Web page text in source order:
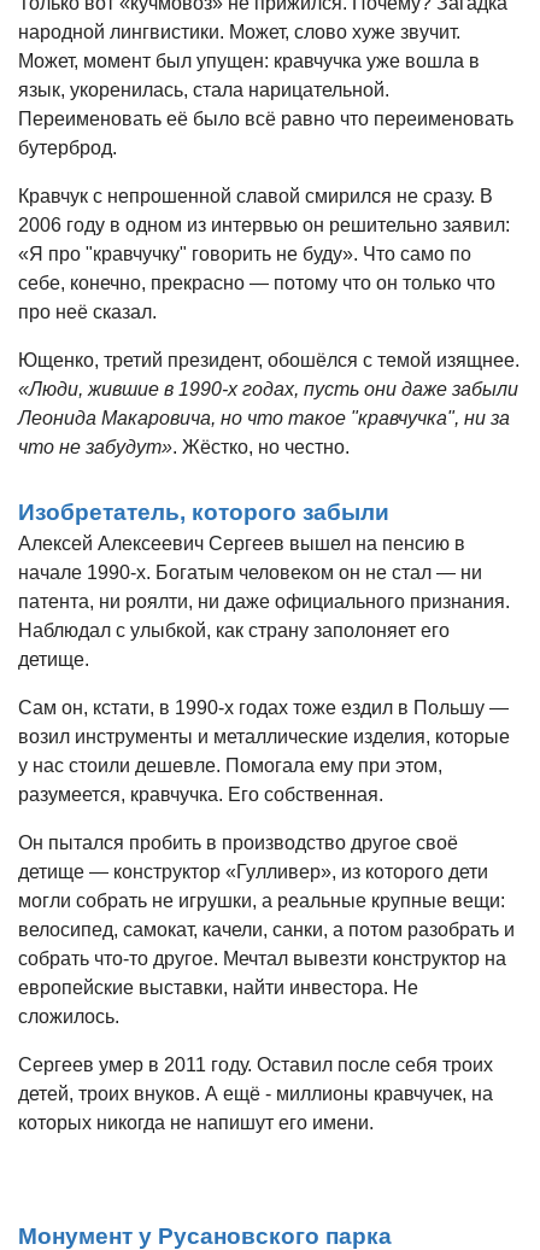
народной лингвистики. Может, слово хуже звучит.
Может, момент был упущен: кравчучка уже вошла в
язык, укоренилась, стала нарицательной.
Переименовать её было всё равно что переименовать
бутерброд.
Кравчук с непрошенной славой смирился не сразу. В
2006 году в одном из интервью он решительно заявил:
«Я про "кравчучку" говорить не буду». Что само по
себе, конечно, прекрасно — потому что он только что
про неё сказал.
Ющенко, третий президент, обошёлся с темой изящнее.
«Люди, жившие в 1990-х годах, пусть они даже забыли
Леонида Макаровича, но что такое "кравчучка", ни за
что не забудут». Жёстко, но честно.
Изобретатель, которого забыли
Алексей Алексеевич Сергеев вышел на пенсию в
начале 1990-х. Богатым человеком он не стал — ни
патента, ни роялти, ни даже официального признания.
Наблюдал с улыбкой, как страну заполоняет его
детище.
Сам он, кстати, в 1990-х годах тоже ездил в Польшу —
возил инструменты и металлические изделия, которые
у нас стоили дешевле. Помогала ему при этом,
разумеется, кравчучка. Его собственная.
Он пытался пробить в производство другое своё
детище — конструктор «Гулливер», из которого дети
могли собрать не игрушки, а реальные крупные вещи:
велосипед, самокат, качели, санки, а потом разобрать и
собрать что-то другое. Мечтал вывезти конструктор на
европейские выставки, найти инвестора. Не
сложилось.
Сергеев умер в 2011 году. Оставил после себя троих
детей, троих внуков. А ещё - миллионы кравчучек, на
которых никогда не напишут его имени.
Монумент у Русановского парка